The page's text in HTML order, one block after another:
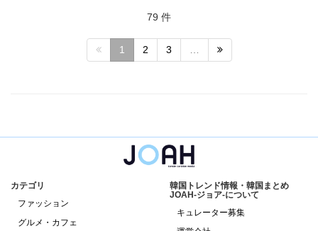
79 件
1 2 3
カテゴリ
ファッション
グルメ・カフェ
韓国トレンド情報・韓国まとめ
JOAH-ジョア-について
キュレーター募集